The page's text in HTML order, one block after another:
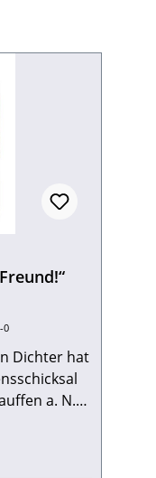
0
Dichter hat
a. N.
in denen er